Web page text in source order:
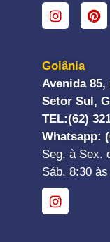
Goiânia
Avenida 85,
Setor Sul,
TEL:(62)
Whatsapp:
Seg. à Sex.
Sáb. 8:30